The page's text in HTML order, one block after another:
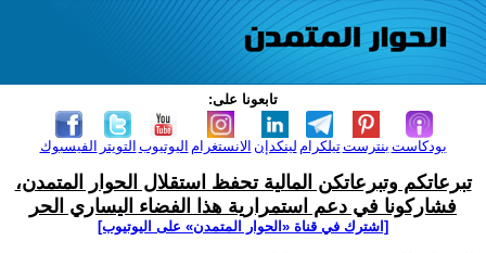
تابعونا على:
الفيسبوك التويتر اليوتيوب الانستغرام لينكدإن تيلكرامبنترست بودكاست
تبرعاتكم وتبرعاتكن المالية تحفظ استقلال الحوار المتمدن،
فشاركونا في دعم استمرارية هذا الفضاء اليساري الحر
[اشترك في قناة ‫«الحوار المتمدن» على اليوتيوب]